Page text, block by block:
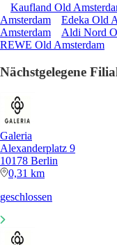
Kaufland Old
Amsterdam
Edeka Old
Amsterdam
Aldi Nord
REWE Old Amsterdam
Nächstgelegene
Galeria
Alexanderplatz 9
10178 Berlin
0,31 km
geschlossen